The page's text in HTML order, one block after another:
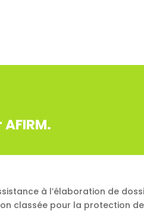
à l’élaboration de
classée pour la protection de